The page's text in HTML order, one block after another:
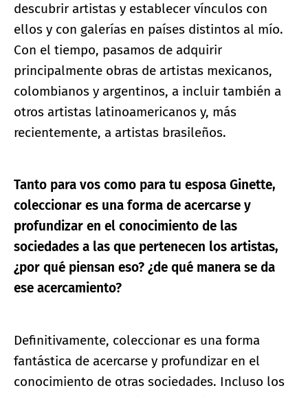
descubrir artistas y establecer vínculos con
ellos y con galerías en países distintos al mío.
Con el tiempo, pasamos de adquirir
principalmente obras de artistas mexicanos,
colombianos y argentinos, a incluir también a
otros artistas latinoamericanos y, más
recientemente, a artistas brasileños.
Tanto para vos como para tu esposa Ginette,
coleccionar es una forma de acercarse y
profundizar en el conocimiento de las
sociedades a las que pertenecen los artistas,
¿por qué piensan eso? ¿de qué manera se da
ese acercamiento?
Definitivamente, coleccionar es una forma
fantástica de acercarse y profundizar en el
conocimiento de otras sociedades. Incluso los